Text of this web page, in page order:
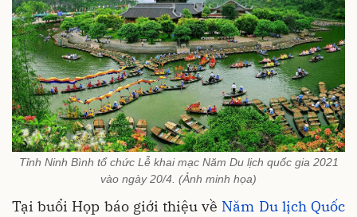
Tỉnh Ninh Bình tổ chức Lễ khai mạc Năm Du lịch quốc gia 2021
vào ngày 20/4. (Ảnh minh họa)
Tại buổi Họp báo giới thiệu về Năm Du lịch Quốc